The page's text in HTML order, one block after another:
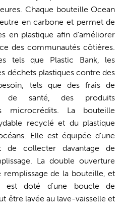
Chaque bouteille Ocean
en carbone et permet de
en plastique afin d'améliorer
des communautés côtières.
tels que Plastic Bank, les
déchets plastiques contre des
tels que des frais de
de santé, des produits
microcrédits. La bouteille
recyclé et du plastique
Elle est équipée d'une
de collecter davantage de
La double ouverture
de la bouteille, et
est doté d'une boucle de
être lavée au lave-vaisselle et